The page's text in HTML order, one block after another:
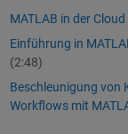
MATLAB in der
Einführung in
(2:48)
Beschleunigung von
Workflows mit